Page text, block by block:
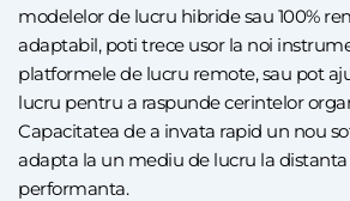
modelelor de lucru hibride sau 100%
adaptabil, poti trece usor la noi
platformele de lucru remote, sau pot
lucru pentru a raspunde cerintelor
Capacitatea de a invata rapid un nou
adapta la un mediu de lucru la
performanta.